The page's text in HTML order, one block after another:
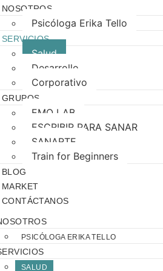
NOSOTROS
Psicóloga Erika Tello
SERVICIOS
Salud
Desarrollo
Corporativo
GRUPOS
EMO LAB
ESCRIBIR PARA SANAR
SANARTE
Train for Beginners
BLOG
MARKET
CONTÁCTANOS
PSICÓLOGA ERIKA TELLO
SALUD